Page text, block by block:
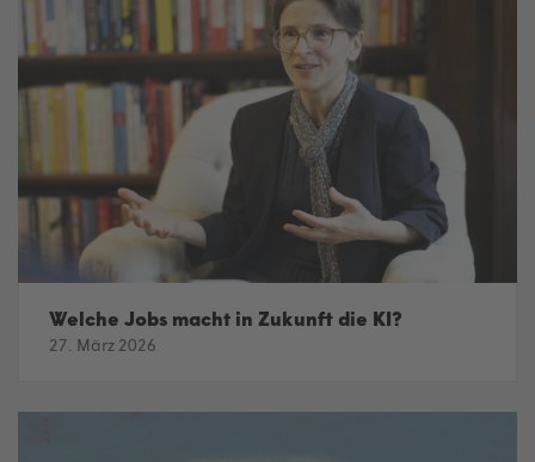
Welche Jobs macht in Zukunft die KI?
27. März 2026